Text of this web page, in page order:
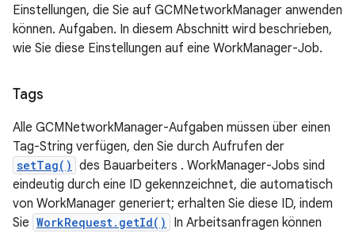
Einstellungen, die Sie auf GCMNetworkManager anwenden
können. Aufgaben. In diesem Abschnitt wird beschrieben,
wie Sie diese Einstellungen auf eine WorkManager-Job.
Tags
Alle GCMNetworkManager-Aufgaben müssen über einen
Tag-String verfügen, den Sie durch Aufrufen der
setTag() des Bauarbeiters . WorkManager-Jobs sind
eindeutig durch eine ID gekennzeichnet, die automatisch
von WorkManager generiert; erhalten Sie diese ID, indem
Sie WorkRequest.getId()
In Arbeitsanfragen können